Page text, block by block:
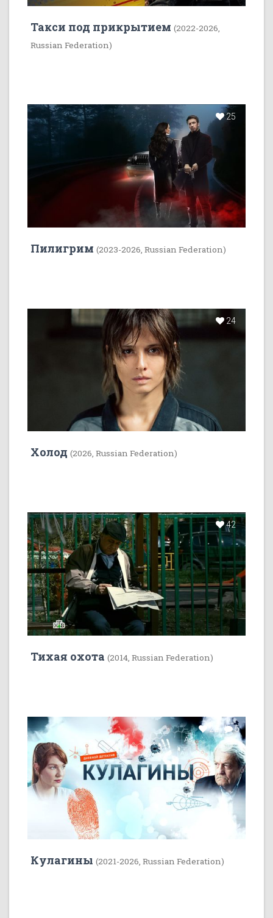
Такси под прикрытием (2022-2026,
Russian Federation)
25
Пилигрим (2023-2026, Russian Federation)
24
Холод (2026, Russian Federation)
42
Тихая охота (2014, Russian Federation)
22 5
Кулагины (2021-2026, Russian Federation)